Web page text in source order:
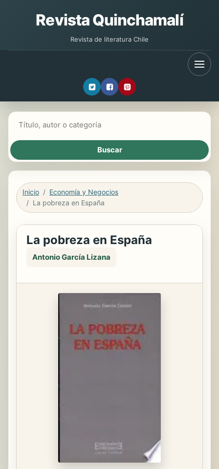
Revista Quinchamalí
Revista de literatura Chile
Inicio
Economía y Negocios
La pobreza en España
La pobreza en España
Antonio García Lizana